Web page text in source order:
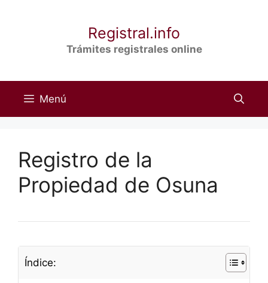
Registral.info
Trámites registrales online
Menú
Registro de la
Propiedad de Osuna
Índice: